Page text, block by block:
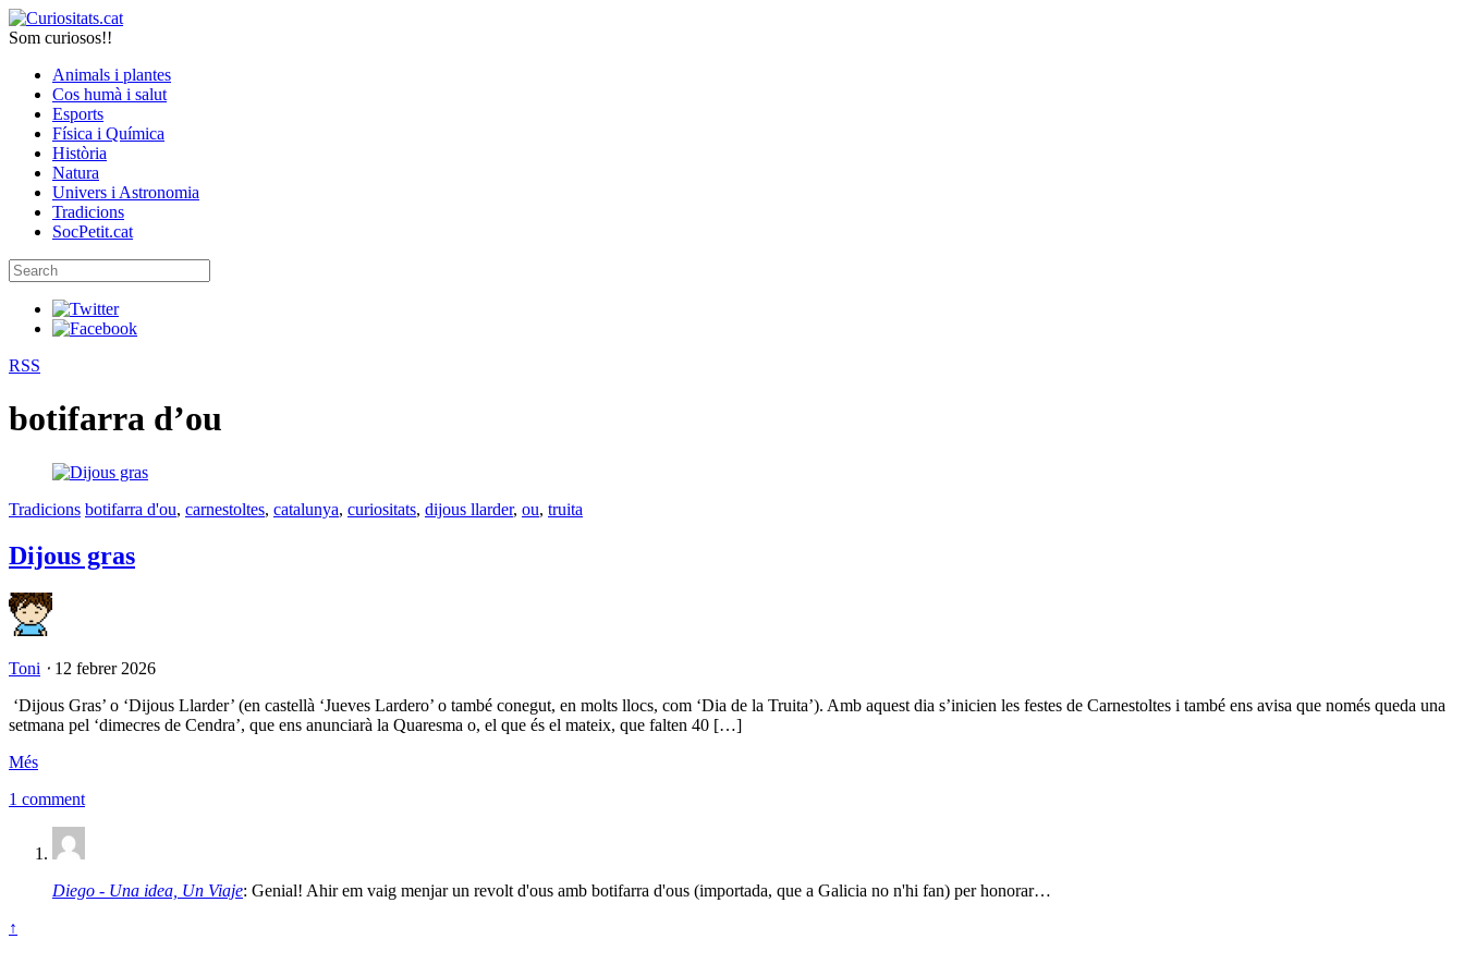
Som curiosos!!
Animals i plantes
Cos humà i salut
Esports
Física i Química
Història
Natura
Univers i Astronomia
Tradicions
SocPetit.cat
RSS
botifarra d’ou
Tradicions botifarra d'ou, carnestoltes, catalunya, curiositats, dijous llarder, ou, truita
Dijous gras
Toni ⋅ 12 febrer 2026
‘Dijous Gras’ o ‘Dijous Llarder’ (en castellà ‘Jueves Lardero’ o també conegut, en molts llocs, com ‘Dia de la Truita’). Amb aquest dia s’inicien les festes de Carnestoltes i també ens avisa que només queda una
setmana pel ‘dimecres de Cendra’, que ens anunciarà la Quaresma o, el que és el mateix, que falten 40 […]
Més
1 comment
Diego - Una idea, Un Viaje: Genial! Ahir em vaig menjar un revolt d'ous amb botifarra d'ous (importada, que a Galicia no n'hi fan) per honorar…
↑